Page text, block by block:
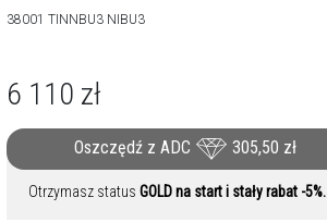
38001 TINNBU3 NIBU3
6 110 zł
Oszczędź z ADC 305,50 zł
Otrzymasz status GOLD na start i stały rabat -5%.